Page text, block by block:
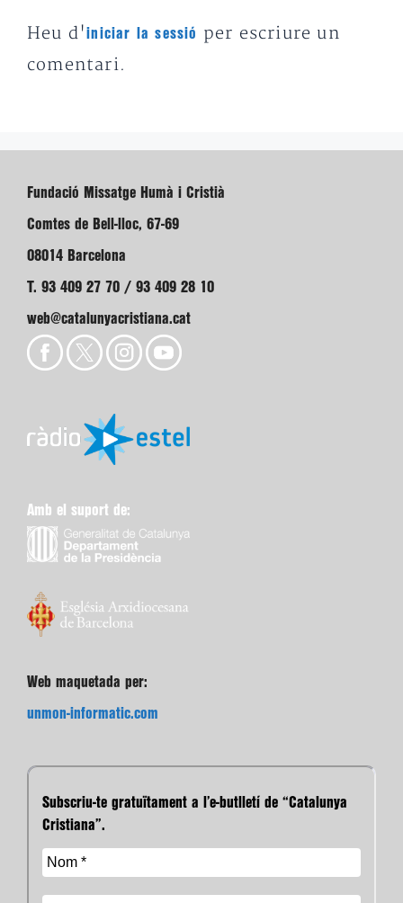
Heu d'iniciar la sessió
per escriure un
comentari.
Fundació Missatge Humà i Cristià
Comtes de Bell-lloc, 67-69
08014 Barcelona
T. 93 409 27 70 / 93 409 28 10
web@catalunyacristiana.cat
Amb el suport de:
Web maquetada per:
unmon-informatic.com
Subscriu-te gratuïtament a l’e-butlletí de “Catalunya
Cristiana”.